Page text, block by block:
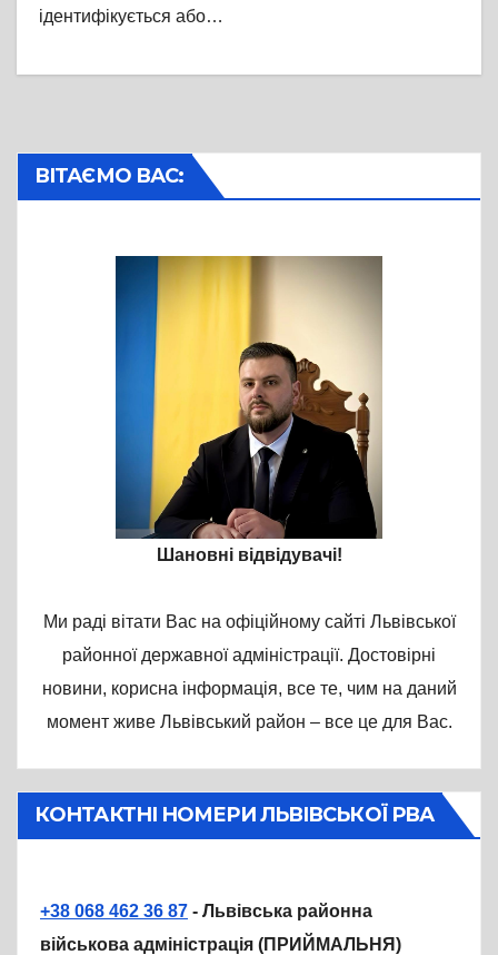
ідентифікується або…
ВІТАЄМО ВАС:
Шановні відвідувачі!
Ми раді вітати Вас на офіційному сайті Львівської
районної державної адміністрації. Достовірні
новини, корисна інформація, все те, чим на даний
момент живе Львівський район – все це для Вас.
КОНТАКТНІ НОМЕРИ ЛЬВІВСЬКОЇ РВА
+38 068 462 36 87 - Львівська районна
військова адміністрація (ПРИЙМАЛЬНЯ)